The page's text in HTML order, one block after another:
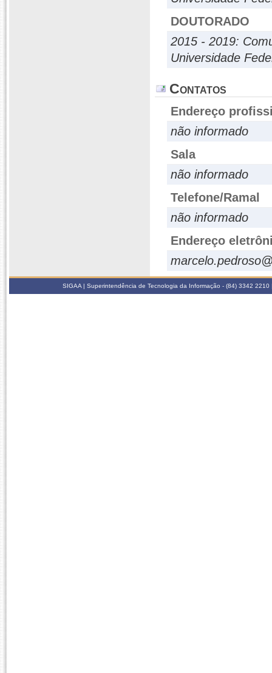
DOUTORADO
2015 - 2019:
Universidade
Contatos
Endereço
não informado
Sala
não informado
Telefone/Ramal
não informado
Endereço
SIGAA | Superintendência de Tecnologia da Informação - (84) 3342